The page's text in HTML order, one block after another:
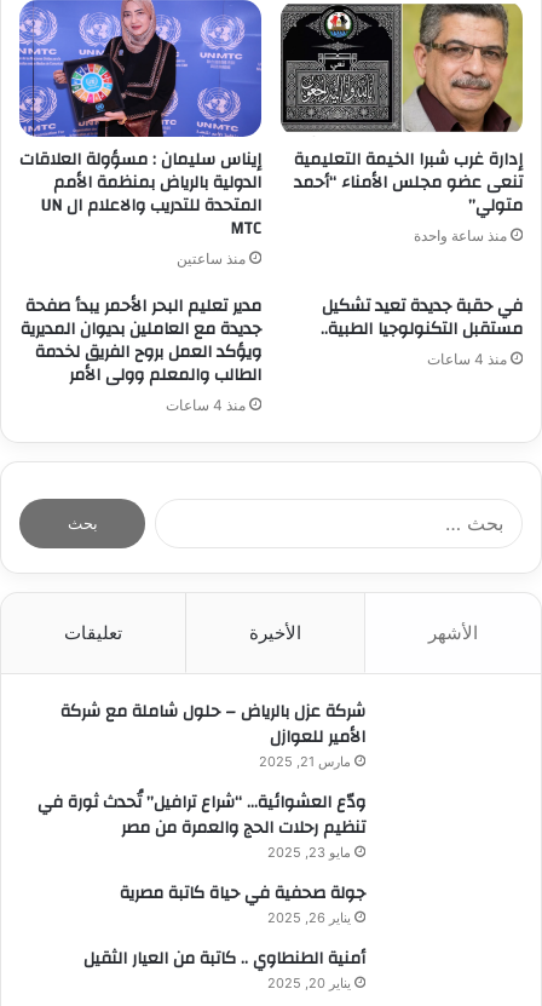
إدارة غرب شبرا الخيمة التعليمية
تنعى عضو مجلس الأمناء “أحمد
متولي”
منذ ساعة واحدة
إيناس سليمان : مسؤولة العلاقات
الدولية بالرياض بمنظمة الأمم
المتحدة للتدريب والاعلام ال UN
MTC
منذ ساعتين
في حقبة جديدة تعيد تشكيل
مستقبل التكنولوجيا الطبية..
منذ 4 ساعات
مدير تعليم البحر الأحمر يبدأ صفحة
جديدة مع العاملين بديوان المديرية
ويؤكد العمل بروح الفريق لخدمة
الطالب والمعلم وولى الأمر
منذ 4 ساعات
الأشهر الأخيرة تعليقات
شركة عزل بالرياض – حلول شاملة مع شركة
الأمير للعوازل
مارس 21, 2025
ودّع العشوائية… “شراع ترافيل” تُحدث ثورة في
تنظيم رحلات الحج والعمرة من مصر
مايو 23, 2025
جولة صحفية في حياة كاتبة مصرية
يناير 26, 2025
أمنية الطنطاوي .. كاتبة من العيار الثقيل
يناير 20, 2025